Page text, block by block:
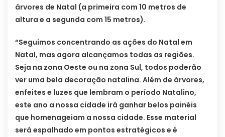
árvores de Natal (a primeira com 10 metros de
altura e a segunda com 15 metros).
“Seguimos concentrando as ações do Natal em
Natal, mas agora alcançamos todas as regiões.
Seja na zona Oeste ou na zona Sul, todos poderão
ver uma bela decoração natalina. Além de árvores,
enfeites e luzes que lembram o período Natalino,
este ano a nossa cidade irá ganhar belos painéis
que homenageiam a nossa cidade. Esse material
será espalhado em pontos estratégicos e é